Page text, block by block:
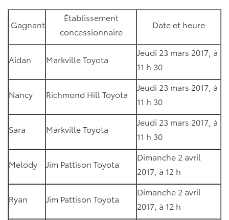
Gagnant
Établissement
concessionnaire
Date et heure
Aidan Markville Toyota
Jeudi 23 mars 2017, à
11 h 30
Nancy Richmond Hill Toyota
Jeudi 23 mars 2017, à
11 h 30
Sara Markville Toyota
Jeudi 23 mars 2017, à
11 h 30
Melody Jim Pattison Toyota
Dimanche 2 avril
2017, à 12 h
Ryan Jim Pattison Toyota
Dimanche 2 avril
2017, à 12 h